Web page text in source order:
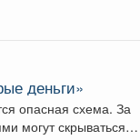
деньги»
опасная схема. За
могут скрываться